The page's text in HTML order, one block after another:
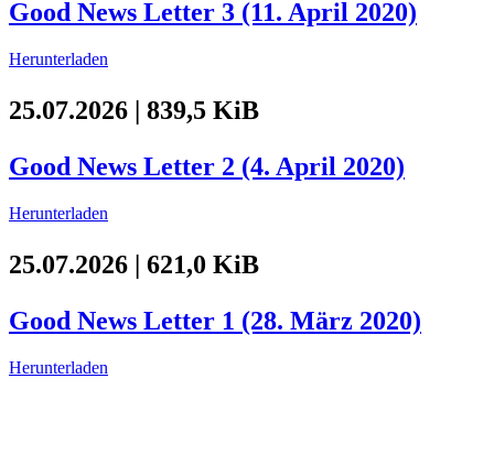
Good News Letter 3 (11. April 2020)
Herunterladen
25.07.2026 | 839,5 KiB
Good News Letter 2 (4. April 2020)
Herunterladen
25.07.2026 | 621,0 KiB
Good News Letter 1 (28. März 2020)
Herunterladen